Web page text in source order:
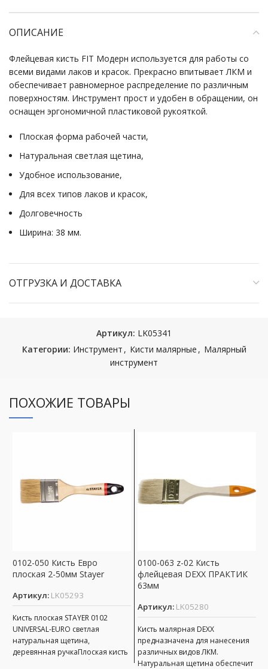
ОПИСАНИЕ
Флейцевая кисть FIT Модерн используется для работы со
всеми видами лаков и красок. Прекрасно впитывает ЛКМ и
обеспечивает равномерное распределение по различным
поверхностям. Инструмент прост и удобен в обращении, он
оснащен эргономичной пластиковой рукояткой.
Плоская форма рабочей части,
Натуральная светлая щетина,
Удобное использование,
Для всех типов лаков и красок,
Долговечность
Ширина: 38 мм.
ОТГРУЗКА И ДОСТАВКА
Артикул: LK05341
Категории: Инструмент , Кисти малярные , Малярный
инструмент
ПОХОЖИЕ ТОВАРЫ
0102-050 Кисть Евро
плоская 2-50мм Stayer
Артикул: LK05293
Кисть плоская STAYER 0102
UNIVERSAL-EURO светлая
натуральная щетина,
деревянная ручкаПлоская кисть
используется для работ с
0100-063 z-02 Кисть
флейцевая DEXX ПРАКТИК
63мм
Артикул: LK05280
Кисть малярная DEXX
предназначена для нанесения
различных видов ЛКМ.
Натуральная щетина обеспечит